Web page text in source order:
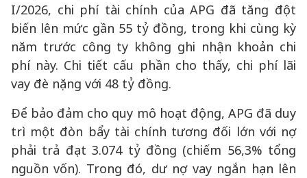
I/2026, chi phí tài chính của APG đã tăng đột
biến lên mức gần 55 tỷ đồng, trong khi cùng kỳ
năm trước công ty không ghi nhận khoản chi
phí này. Chi tiết cấu phần cho thấy, chi phí lãi
vay đè nặng với 48 tỷ đồng.
Để bảo đảm cho quy mô hoạt động, APG đã duy
trì một đòn bẩy tài chính tương đối lớn với nợ
phải trả đạt 3.074 tỷ đồng (chiếm 56,3% tổng
nguồn vốn). Trong đó, dư nợ vay ngắn hạn lên